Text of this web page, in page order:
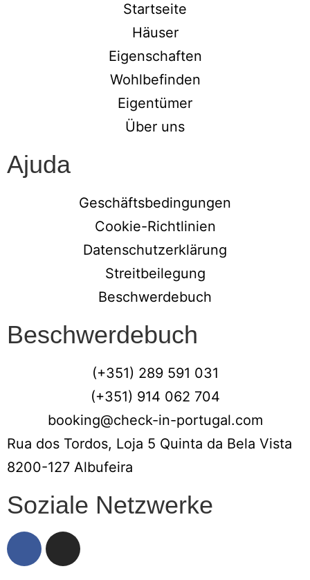
Startseite
Häuser
Eigenschaften
Wohlbefinden
Eigentümer
Über uns
Ajuda
Geschäftsbedingungen
Cookie-Richtlinien
Datenschutzerklärung
Streitbeilegung
Beschwerdebuch
Beschwerdebuch
(+351) 289 591 031
(+351) 914 062 704
booking@check-in-portugal.com
Rua dos Tordos, Loja 5 Quinta da Bela Vista
8200-127 Albufeira
Soziale Netzwerke